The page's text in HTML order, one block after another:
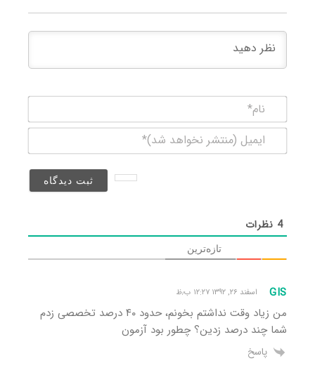
(منتشر
4 نظرات
تازه‌ترین
GIS اسفند ۲۶, ۱۳۹۲ ۱۲:۲۷ ب٫ظ
من زیاد وقت نداشتم بخونم، حدود ۴۰ درصد تخصصی زدم
شما چند درصد زدین؟ چطور بود آزمون
پاسخ